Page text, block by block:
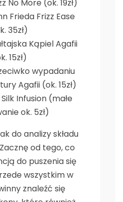
No More (ok. 19zł)
Frieda Frizz Ease
35zł)
Kąpiel Agafii
15zł)
wypadaniu
Agafii (ok. 15zł)
Infusion (małe
ok. 5zł)
do analizy składu
od tego, co
do puszenia się
wszystkim w
znaleźć się